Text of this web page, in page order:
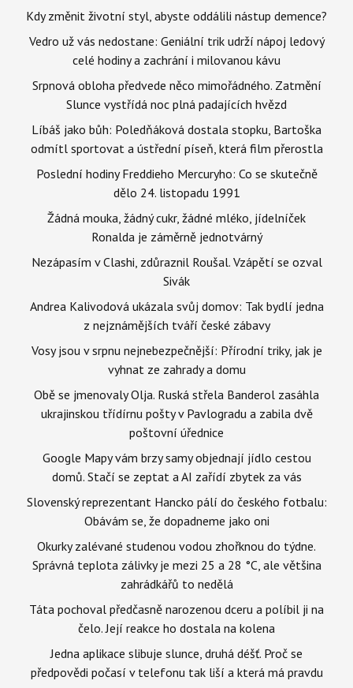
Kdy změnit životní styl, abyste oddálili nástup demence?
Vedro už vás nedostane: Geniální trik udrží nápoj ledový
celé hodiny a zachrání i milovanou kávu
Srpnová obloha předvede něco mimořádného. Zatmění
Slunce vystřídá noc plná padajících hvězd
Líbáš jako bůh: Poledňáková dostala stopku, Bartoška
odmítl sportovat a ústřední píseň, která film přerostla
Poslední hodiny Freddieho Mercuryho: Co se skutečně
dělo 24. listopadu 1991
Žádná mouka, žádný cukr, žádné mléko, jídelníček
Ronalda je záměrně jednotvárný
Nezápasím v Clashi, zdůraznil Roušal. Vzápětí se ozval
Sivák
Andrea Kalivodová ukázala svůj domov: Tak bydlí jedna
z nejznámějších tváří české zábavy
Vosy jsou v srpnu nejnebezpečnější: Přírodní triky, jak je
vyhnat ze zahrady a domu
Obě se jmenovaly Olja. Ruská střela Banderol zasáhla
ukrajinskou třídírnu pošty v Pavlogradu a zabila dvě
poštovní úřednice
Google Mapy vám brzy samy objednají jídlo cestou
domů. Stačí se zeptat a AI zařídí zbytek za vás
Slovenský reprezentant Hancko pálí do českého fotbalu:
Obávám se, že dopadneme jako oni
Okurky zalévané studenou vodou zhořknou do týdne.
Správná teplota zálivky je mezi 25 a 28 °C, ale většina
zahrádkářů to nedělá
Táta pochoval předčasně narozenou dceru a políbil ji na
čelo. Její reakce ho dostala na kolena
Jedna aplikace slibuje slunce, druhá déšť. Proč se
předpovědi počasí v telefonu tak liší a která má pravdu